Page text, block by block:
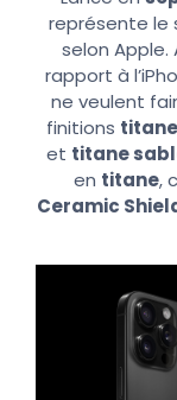
représente le
selon
rapport à
ne veulent
finitions
et titane
en titane,
Ceramic